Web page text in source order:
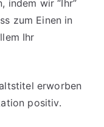
indem wir “Ihr”
zum Einen in
Ihr
erworben
positiv.